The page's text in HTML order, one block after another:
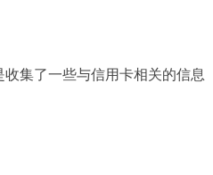
集了一些与信用卡相关的信息